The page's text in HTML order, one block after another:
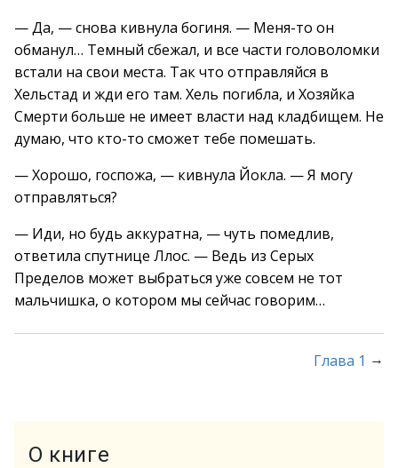
— Да, — снова кивнула богиня. — Меня-то он
обманул… Темный сбежал, и все части головоломки
встали на свои места. Так что отправляйся в
Хельстад и жди его там. Хель погибла, и Хозяйка
Смерти больше не имеет власти над кладбищем. Не
думаю, что кто-то сможет тебе помешать.
— Хорошо, госпожа, — кивнула Йокла. — Я могу
отправляться?
— Иди, но будь аккуратна, — чуть помедлив,
ответила спутнице Ллос. — Ведь из Серых
Пределов может выбраться уже совсем не тот
мальчишка, о котором мы сейчас говорим…
Глава 1 →
О книге